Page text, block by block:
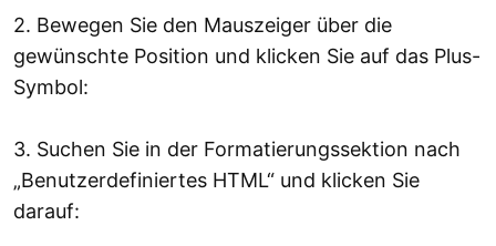
2. Bewegen Sie den Mauszeiger über die
gewünschte Position und klicken Sie auf das Plus-
Symbol:
3. Suchen Sie in der Formatierungssektion nach
„Benutzerdefiniertes HTML“ und klicken Sie
darauf: